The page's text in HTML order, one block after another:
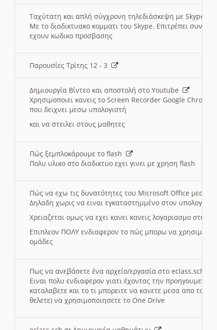
Ταχύτατη και απλή σύγχρονη τηλεδιάσκεψη με Skype
Με το διαδικτυακο κομματι του Skype. Επιτρέπει
εχουν κωδικο προσβασης
Παρουσίες Τρίτης 12 - 3
Δημιουργία Βίντεο και αποστολή στο Youtube
Χρησιμοποιει κανεις το Screen Recorder Google Chrome
που δειχνει μεσω υπολογιστή
και να στειλει στους μαθητες
Πώς ξεμπλοκάρουμε το flash
Πολυ υλικο στο διαδικτυο εχει γινει με χρηση flash
Πώς να εχω τις δυνατότητες του Microsoft Office μεσω
Δηλαδη χωρις να ειναι εγκαταστημμένο στον
Χρειαζεται ομως να εχει κανει κανεις λογαριασμο στη
Επιπλεον ΠΟΛΥ ενδιαφερον το πώς μπορω να
ομάδες
Πως να ανεβάσετε ένα αρχείο/εργασία στο eclass.sch.gr
Ειναι πολυ ενδιαφερον γιατι έχοντας την
καταλαβετε και το τι μπορειτε να κανετε μεσα απο το
θελετε) να χρησιμοποιησετε το One Drive